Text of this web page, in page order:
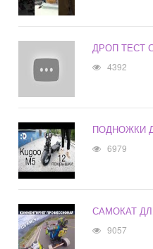
ДРОП ТЕСТ
4392
ПОДНОЖКИ
6979
САМОКАТ
9057